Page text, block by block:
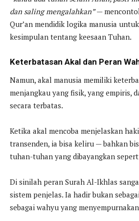
dan saling mengalahkan”—
Qur’an mendidik logika manusia
kesimpulan tentang keesaan Tuhan.
Keterbatasan Akal dan Peran
Namun, akal manusia memiliki
menjangkau yang fisik, yang empiris,
secara terbatas.
Ketika akal mencoba menjelaskan
transenden, ia bisa keliru — bahkan
tuhan-tuhan yang dibayangkan
Di sinilah peran Surah Al-Ikhlas
sistem penjelas. Ia hadir bukan
sebagai wahyu yang